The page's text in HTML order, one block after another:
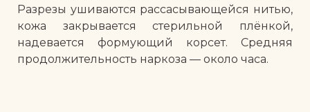
Разрезы ушиваются рассасывающейся нитью,
кожа закрывается стерильной плёнкой,
надевается формующий корсет. Средняя
продолжительность наркоза — около часа.